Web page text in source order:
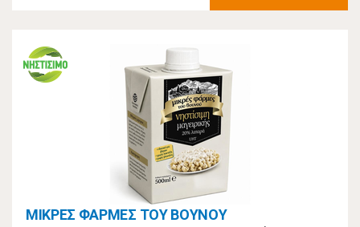
ΜΙΚΡΕΣ ΦΑΡΜΕΣ ΤΟΥ ΒΟΥΝΟΥ